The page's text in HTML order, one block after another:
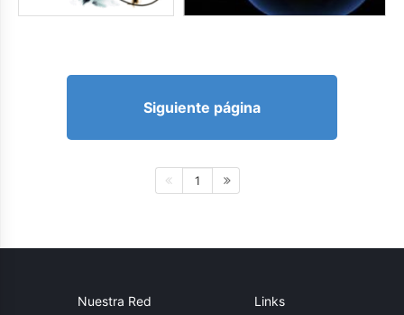
Siguiente página
1
Nuestra Red Links